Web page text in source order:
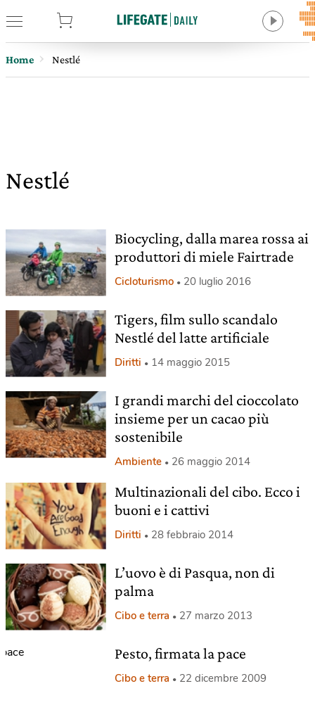
Home Nestlé
Nestlé
Biocycling, dalla marea rossa ai
produttori di miele Fairtrade
Cicloturismo 20 luglio 2016
Tigers, film sullo scandalo
Nestlé del latte artificiale
Diritti 14 maggio 2015
I grandi marchi del cioccolato
insieme per un cacao più
sostenibile
Ambiente 26 maggio 2014
Multinazionali del cibo. Ecco i
buoni e i cattivi
Diritti 28 febbraio 2014
L’uovo è di Pasqua, non di
palma
Cibo e terra 27 marzo 2013
Pesto, firmata la pace
Cibo e terra 22 dicembre 2009